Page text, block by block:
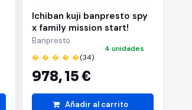
Ichiban kuji banpresto spy
x family mission start!
Banpresto
� � � � �(34)
978,15 €
4 unidades
Añadir al carrito